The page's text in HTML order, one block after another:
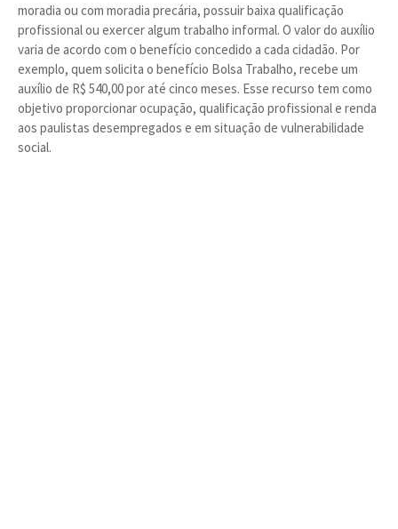
moradia ou com moradia precária, possuir baixa qualificação
profissional ou exercer algum trabalho informal. O valor do auxílio
varia de acordo com o benefício concedido a cada cidadão. Por
exemplo, quem solicita o benefício Bolsa Trabalho, recebe um
auxílio de R$ 540,00 por até cinco meses. Esse recurso tem como
objetivo proporcionar ocupação, qualificação profissional e renda
aos paulistas desempregados e em situação de vulnerabilidade
social.